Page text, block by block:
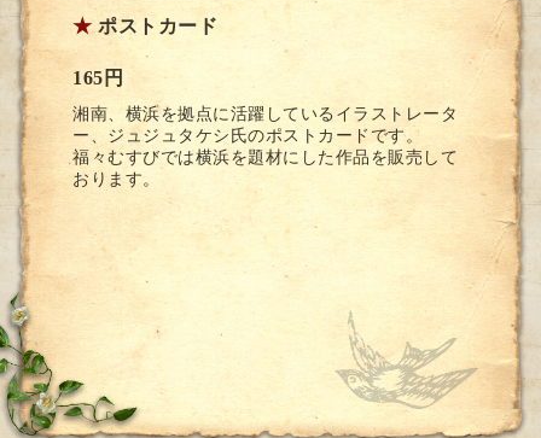
★ ポストカード
165円
湘南、横浜を拠点に活躍しているイラストレータ
ー、ジュジュタケシ氏のポストカードです。
福々むすびでは横浜を題材にした作品を販売して
おります。